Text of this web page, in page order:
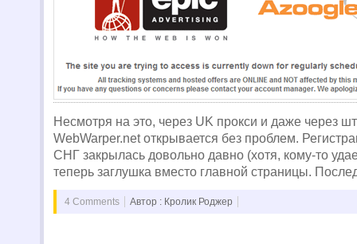
Несмотря на это, через UK прокси и даже через
WebWarper.net открывается без проблем.
СНГ закрылась довольно давно (хотя, кому-то
теперь заглушка вместо главной страницы.
4 Comments Автор : Кролик Роджер